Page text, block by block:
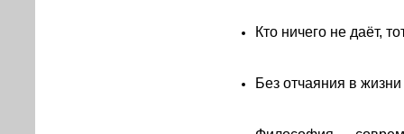
Кто ничего не даёт,
Без отчаяния в